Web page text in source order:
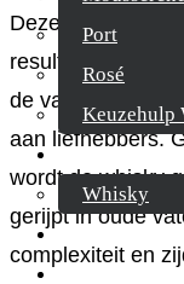
Port
Rosé
Keuzehulp
Whisky
Whisky
Deze unieke
resultaat van
de variëteit te
aan liefhebbers.
wordt de whisky
gerijpt in oude
complexiteit en